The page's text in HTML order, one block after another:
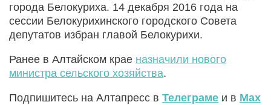
города Белокуриха. 14 декабря 2016 года на
сессии Белокурихинского городского Совета
депутатов избран главой Белокурихи.
Ранее в Алтайском крае назначили нового
министра сельского хозяйства.
Подпишитесь на Алтапресс в Телеграме и в Max